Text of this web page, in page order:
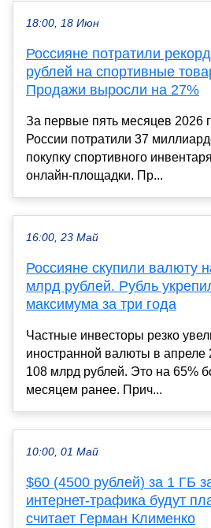
18:00, 18 Июн
Россияне потратили
рублей на спортивные
Продажи выросли на 27%
За первые пять месяцев 2026
России потратили 37
покупку спортивного
онлайн-площадки. Пр...
16:00, 23 Май
Россияне скупили валюту
млрд рублей. Рубль
максимума за три года
Частные инвесторы резко
иностранной валюты в апреле
108 млрд рублей. Это на 65%
месяцем ранее. Прич...
10:00, 01 Май
$60 (4500 рублей) за 1 ГБ
интернет-трафика будут
считает Герман Клименко